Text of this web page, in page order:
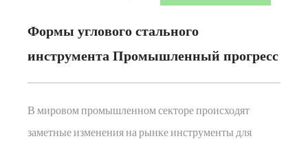
Формы углового стального
инструмента Промышленный прогресс
В мировом промышленном секторе происходят
заметные изменения на рынкеинструменты для